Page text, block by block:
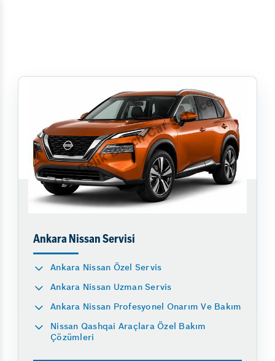
Ankara Nissan Servisi
Ankara Nissan Özel Servis
Ankara Nissan Uzman Servis
Ankara Nissan Profesyonel Onarım Ve Bakım
Nissan Qashqai Araçlara Özel Bakım
Çözümleri